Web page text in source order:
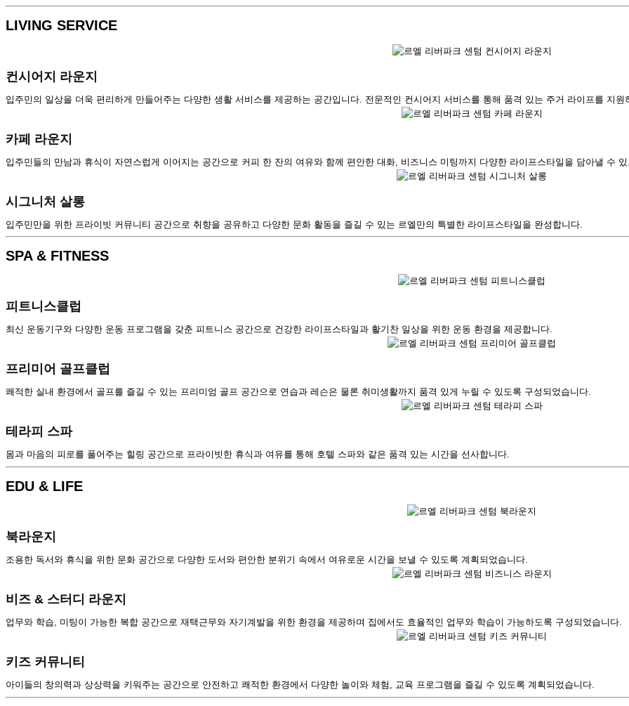
LIVING SERVICE
컨시어지 라운지
입주민의 일상을 더욱 편리하게 만들어주는 다양한 생활 서비스를 제공하는 공간입니다. 전문적인 컨시어지 서비스를 통해 품격 있는 주거 라이프를 지
카페 라운지
입주민들의 만남과 휴식이 자연스럽게 이어지는 공간으로 커피 한 잔의 여유와 함께 편안한 대화, 비즈니스 미팅까지 다양한 라이프스타일을 담아낼 수 있
시그니처 살롱
입주민만을 위한 프라이빗 커뮤니티 공간으로 취향을 공유하고 다양한 문화 활동을 즐길 수 있는 르엘만의 특별한 라이프스타일을 완성합니다.
SPA & FITNESS
피트니스클럽
최신 운동기구와 다양한 운동 프로그램을 갖춘 피트니스 공간으로 건강한 라이프스타일과 활기찬 일상을 위한 운동 환경을 제공합니다.
프리미어 골프클럽
쾌적한 실내 환경에서 골프를 즐길 수 있는 프리미엄 골프 공간으로 연습과 레슨은 물론 취미생활까지 품격 있게 누릴 수 있도록 구성되었습니다.
테라피 스파
몸과 마음의 피로를 풀어주는 힐링 공간으로 프라이빗한 휴식과 여유를 통해 호텔 스파와 같은 품격 있는 시간을 선사합니다.
EDU & LIFE
북라운지
조용한 독서와 휴식을 위한 문화 공간으로 다양한 도서와 편안한 분위기 속에서 여유로운 시간을 보낼 수 있도록 계획되었습니다.
비즈 & 스터디 라운지
업무와 학습, 미팅이 가능한 복합 공간으로 재택근무와 자기계발을 위한 환경을 제공하며 집에서도 효율적인 업무와 학습이 가능하도록 구성되었습니다.
키즈 커뮤니티
아이들의 창의력과 상상력을 키워주는 공간으로 안전하고 쾌적한 환경에서 다양한 놀이와 체험, 교육 프로그램을 즐길 수 있도록 계획되었습니다.